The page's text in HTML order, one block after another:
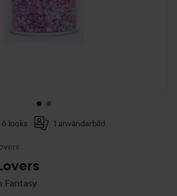
6 looks 1 användarbild
Fantasy